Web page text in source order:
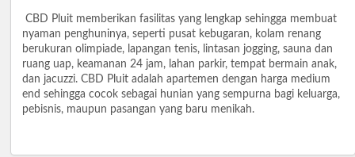
CBD Pluit memberikan fasilitas yang lengkap sehingga membuat
nyaman penghuninya, seperti pusat kebugaran, kolam renang
berukuran olimpiade, lapangan tenis, lintasan jogging, sauna dan
ruang uap, keamanan 24 jam, lahan parkir, tempat bermain anak,
dan jacuzzi. CBD Pluit adalah apartemen dengan harga medium
end sehingga cocok sebagai hunian yang sempurna bagi keluarga,
pebisnis, maupun pasangan yang baru menikah.